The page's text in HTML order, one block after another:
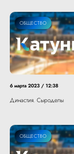
ОБЩЕСТВО
6 марта 2023 / 12:38
Династия. Сыроделы
ОБЩЕСТВО